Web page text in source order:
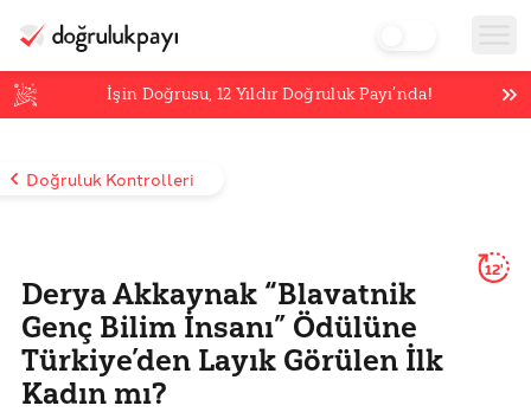
İşin Doğrusu,12 Yıldır Doğruluk Payı’nda!
Doğruluk Kontrolleri
Derya Akkaynak “Blavatnik
Genç Bilim İnsanı” Ödülüne
Türkiye’den Layık Görülen İlk
Kadın mı?
12'